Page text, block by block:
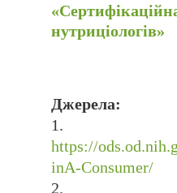
нутриціологів»
Джерела:
https://
inA-Consumer/